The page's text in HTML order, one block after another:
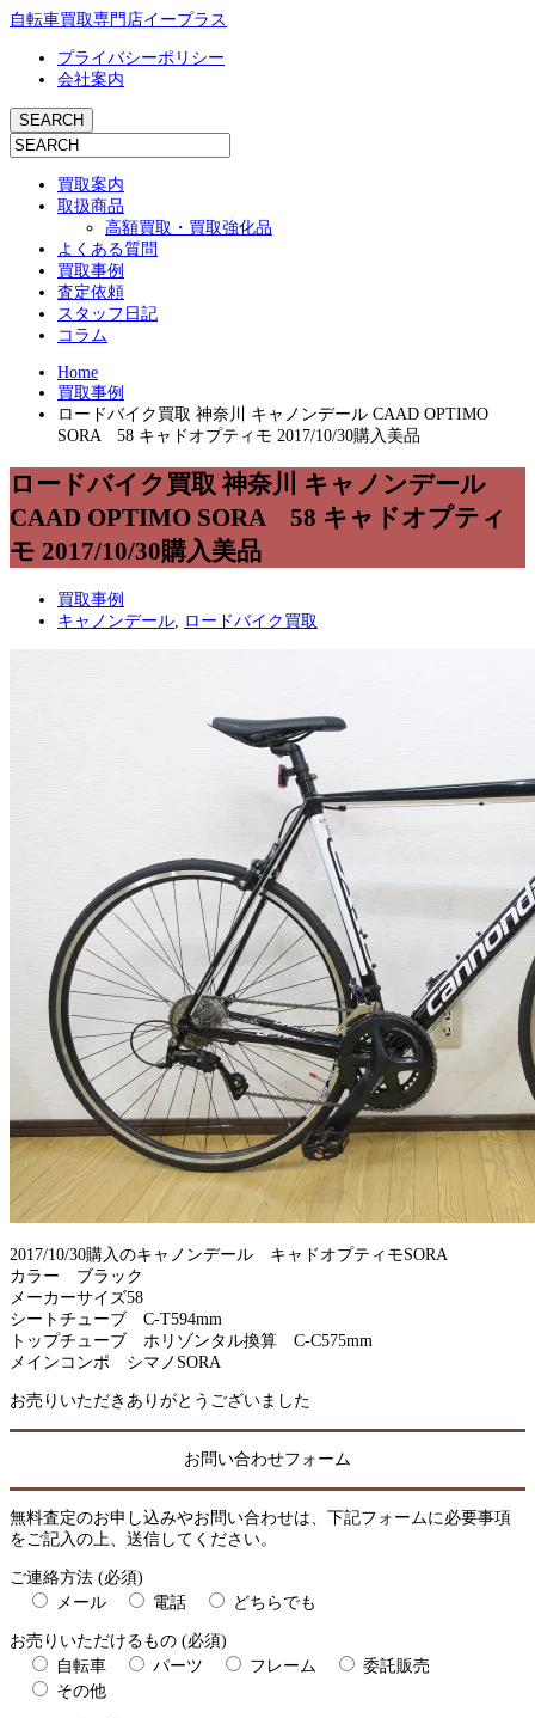
自転車買取専門店イープラス
プライバシーポリシー
会社案内
買取案内
取扱商品
高額買取・買取強化品
よくある質問
買取事例
査定依頼
スタッフ日記
コラム
Home
買取事例
ロードバイク買取 神奈川 キャノンデール CAAD OPTIMO
SORA 58 キャドオプティモ 2017/10/30購入美品
ロードバイク買取 神奈川 キャノンデール
CAAD OPTIMO SORA 58 キャドオプティ
モ 2017/10/30購入美品
買取事例
キャノンデール
ロードバイク買取
2017/10/30購入のキャノンデール キャドオプティモSORA
カラー ブラック
メーカーサイズ58
シートチューブ C-T594mm
トップチューブ ホリゾンタル換算 C-C575mm
メインコンポ シマノSORA
お売りいただきありがとうございました
お問い合わせフォーム
無料査定のお申し込みやお問い合わせは、下記フォームに必要事項
をご記入の上、送信してください。
ご連絡方法 (必須)
メール
電話 どちらでも
お売りいただけるもの (必須)
自転車
パーツ フレーム
委託販売
その他